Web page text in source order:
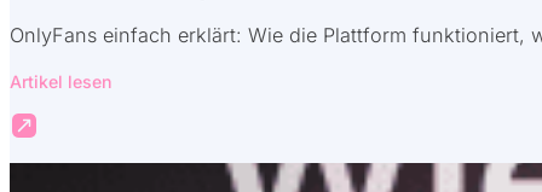
OnlyFans einfach erklärt: Wie die Plattform funktioniert,
Artikel lesen